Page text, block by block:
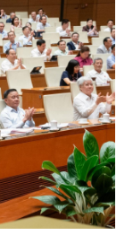
đến năm